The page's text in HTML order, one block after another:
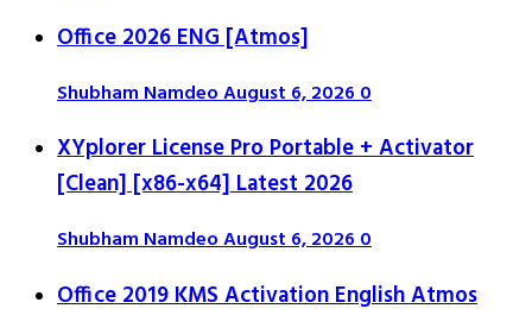
Office 2026 ENG [Atmos]
Shubham NamdeoAugust 6, 20260
XYplorer License Pro Portable + Activator
[Clean] [x86-x64] Latest 2026
Shubham NamdeoAugust 6, 20260
Office 2019 KMS Activation English Atmos